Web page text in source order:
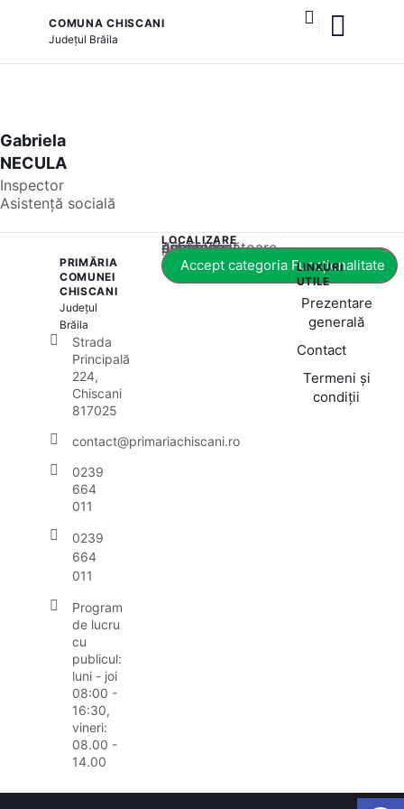
COMUNA CHISCANI
Județul Brăila
Gabriela
NECULA
Inspector
Asistență socială
PRIMĂRIA
COMUNEI
CHISCANI
Județul
Brăila
Strada
Principală
224,
Chiscani
817025
contact@primariachiscani.ro
0239
664
011
0239
664
011
Program
de lucru
cu
publicul:
luni - joi
08:00 -
16:30,
vineri:
08.00 -
14.00
LOCALIZARE
Acest conținut este blocat până când acceptați categoria corespunzătoare de cookie-uri.
Accept categoria Funcționalitate
LINKURI
UTILE
Prezentare
generală
Contact
Termeni și
condiții